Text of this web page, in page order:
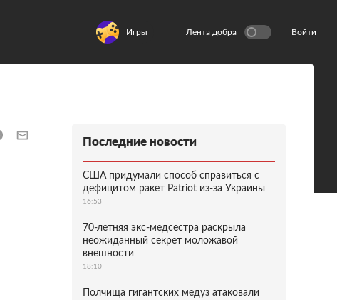
Игры Лента добра Войти
Последние новости
США придумали способ справиться с
дефицитом ракет Patriot из-за Украины
16:53
70-летняя экс-медсестра раскрыла
неожиданный секрет моложавой
внешности
18:10
Полчища гигантских медуз атаковали